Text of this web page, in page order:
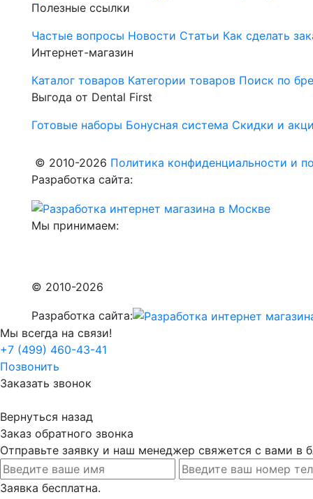
Полезные ссылки
Частые вопросы Новости Статьи Как сделать
Интернет-магазин
Каталог товаров Категории товаров Поиск по
Выгода от Dental First
Готовые наборы Бонусная система Скидки и
© 2010-2026 Политика конфиденциальности и
Разработка сайта:
Мы принимаем:
© 2010-2026
Разработка сайта:
Мы всегда на связи!
+7 (499) 460-43-41
Позвонить
Заказать звонок
Вернуться назад
Заказ обратного звонка
Отправьте заявку и наш менеджер свяжется с вами в
Заявка бесплатна.